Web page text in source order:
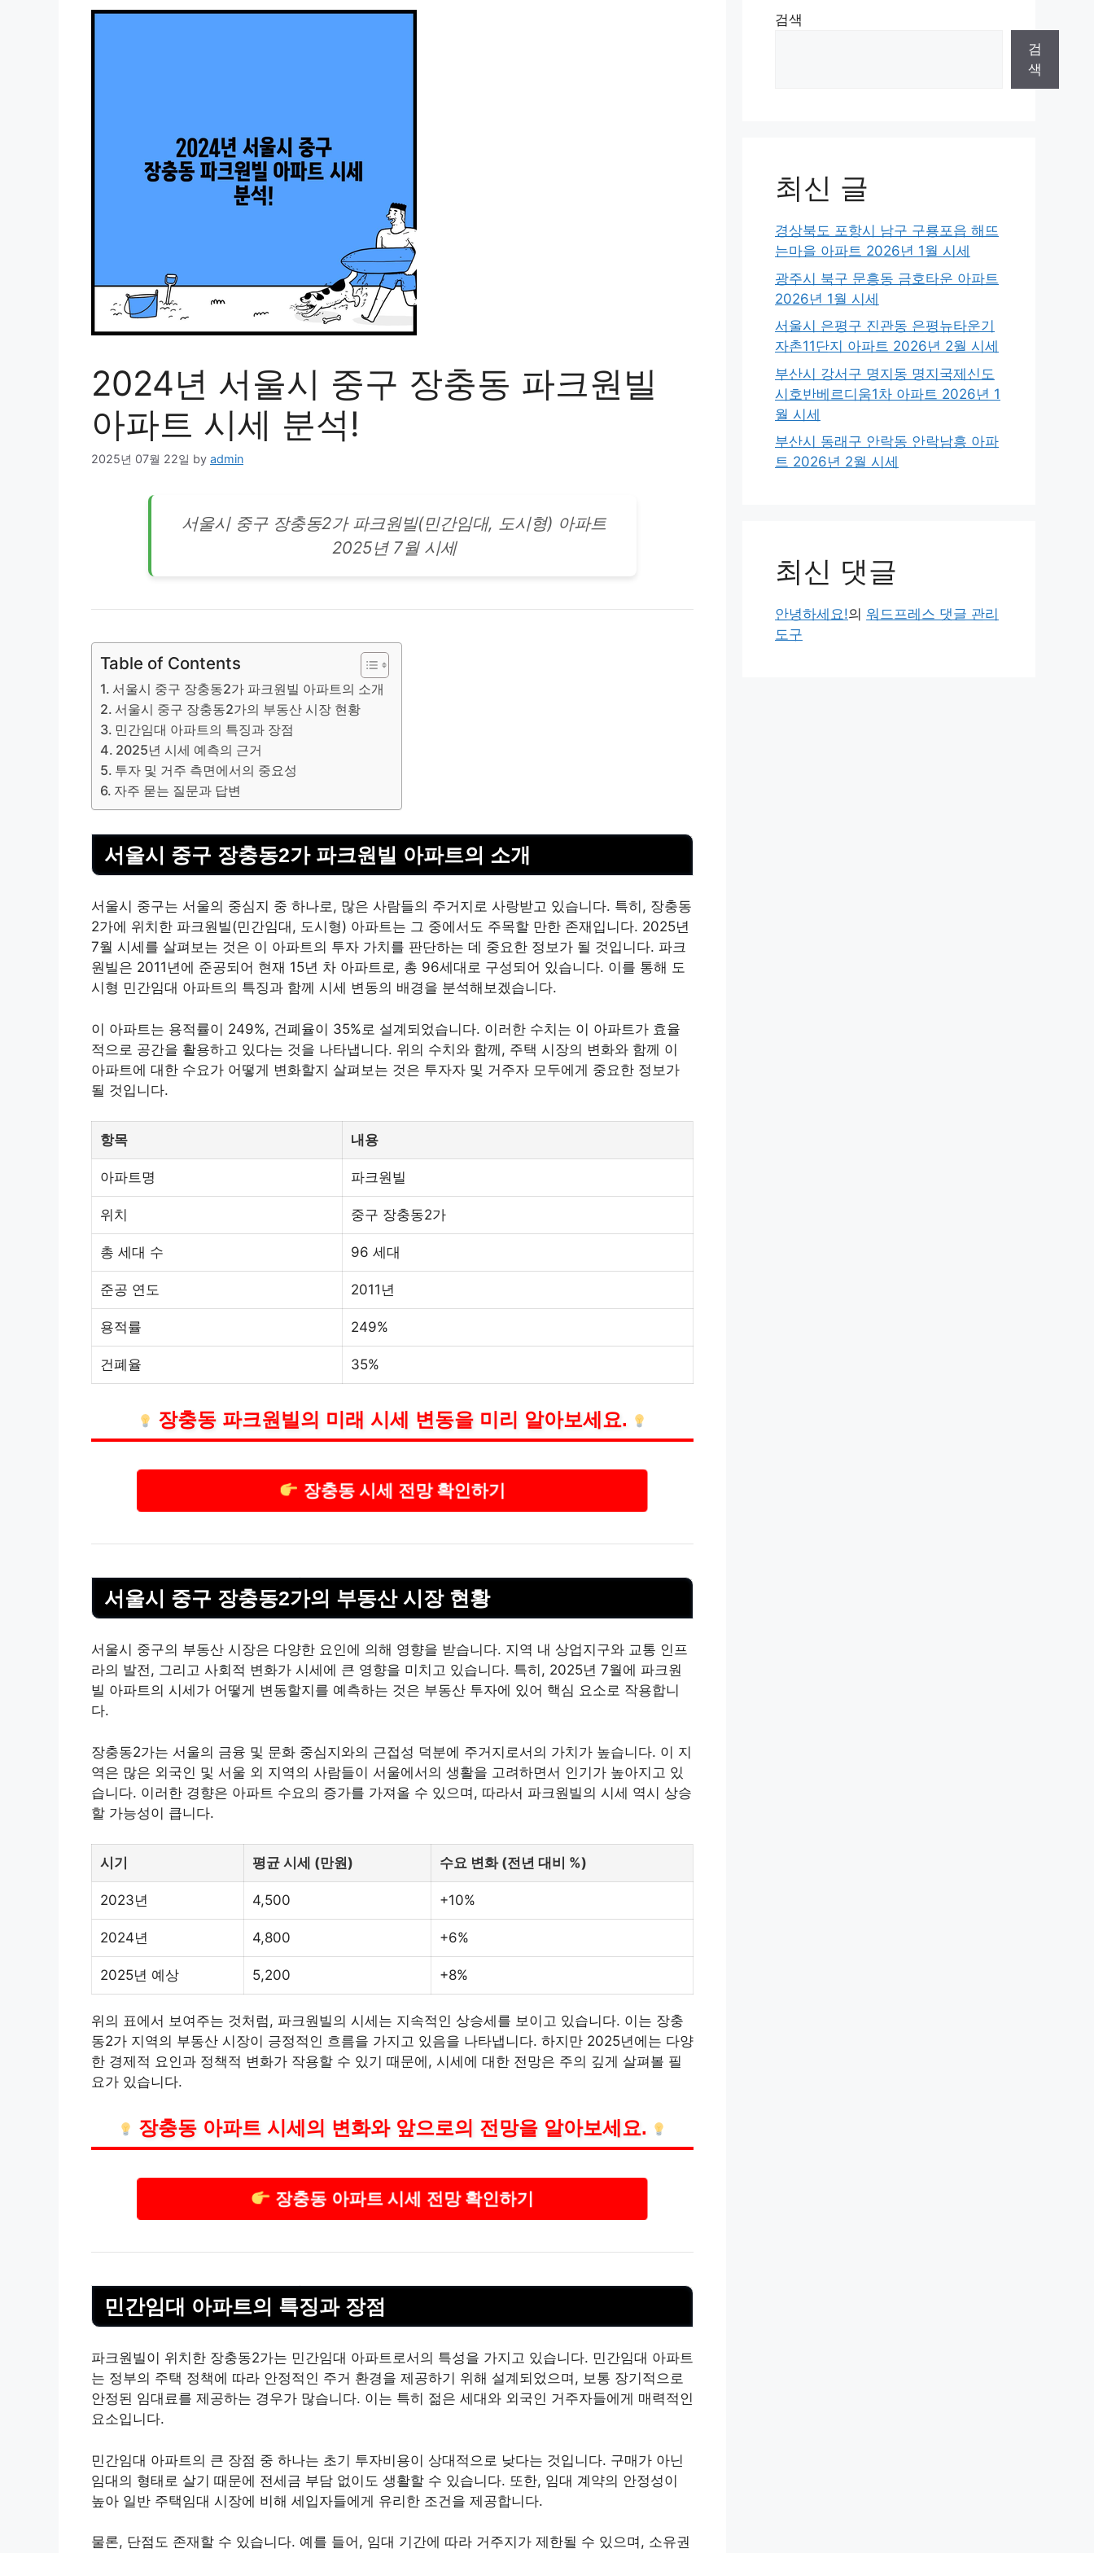
2024년 서울시 중구 장충동 파크원빌
아파트 시세 분석!
2025년 07월 22일 by admin
서울시 중구 장충동2가 파크원빌(민간임대, 도시형) 아파트
2025년 7월 시세
Table of Contents
서울시 중구 장충동2가 파크원빌 아파트의 소개
서울시 중구 장충동2가의 부동산 시장 현황
민간임대 아파트의 특징과 장점
2025년 시세 예측의 근거
투자 및 거주 측면에서의 중요성
자주 묻는 질문과 답변
서울시 중구 장충동2가 파크원빌 아파트의 소개
서울시 중구는 서울의 중심지 중 하나로, 많은 사람들의 주거지로 사랑받고 있습니다. 특히, 장충동
2가에 위치한 파크원빌(민간임대, 도시형) 아파트는 그 중에서도 주목할 만한 존재입니다. 2025년
7월 시세를 살펴보는 것은 이 아파트의 투자 가치를 판단하는 데 중요한 정보가 될 것입니다. 파크
원빌은 2011년에 준공되어 현재 15년 차 아파트로, 총 96세대로 구성되어 있습니다. 이를 통해 도
시형 민간임대 아파트의 특징과 함께 시세 변동의 배경을 분석해보겠습니다.
이 아파트는 용적률이 249%, 건폐율이 35%로 설계되었습니다. 이러한 수치는 이 아파트가 효율
적으로 공간을 활용하고 있다는 것을 나타냅니다. 위의 수치와 함께, 주택 시장의 변화와 함께 이
아파트에 대한 수요가 어떻게 변화할지 살펴보는 것은 투자자 및 거주자 모두에게 중요한 정보가
될 것입니다.
항목 내용
아파트명 파크원빌
위치 중구 장충동2가
총 세대 수 96 세대
준공 연도 2011년
용적률 249%
건폐율 35%
장충동 파크원빌의 미래 시세 변동을 미리 알아보세요.
장충동 시세 전망 확인하기
서울시 중구 장충동2가의 부동산시장 현황
서울시 중구의 부동산 시장은 다양한 요인에 의해 영향을 받습니다. 지역 내 상업지구와 교통 인프
라의 발전, 그리고 사회적 변화가 시세에 큰 영향을 미치고 있습니다. 특히, 2025년 7월에 파크원
빌 아파트의 시세가 어떻게 변동할지를 예측하는 것은 부동산 투자에 있어 핵심 요소로 작용합니
다.
장충동2가는 서울의 금융 및 문화 중심지와의 근접성 덕분에 주거지로서의 가치가 높습니다. 이 지
역은 많은 외국인 및 서울 외 지역의 사람들이 서울에서의 생활을 고려하면서 인기가 높아지고 있
습니다. 이러한 경향은 아파트 수요의 증가를 가져올 수 있으며, 따라서 파크원빌의 시세 역시 상승
할 가능성이 큽니다.
시기 평균 시세 (만원) 수요 변화 (전년 대비 %)
2023년 4,500 +10%
2024년 4,800 +6%
2025년 예상 5,200 +8%
위의 표에서 보여주는 것처럼, 파크원빌의 시세는 지속적인 상승세를 보이고 있습니다. 이는 장충
동2가 지역의 부동산 시장이 긍정적인 흐름을 가지고 있음을 나타냅니다. 하지만 2025년에는 다양
한 경제적 요인과 정책적 변화가 작용할 수 있기 때문에, 시세에 대한 전망은 주의 깊게 살펴볼 필
요가 있습니다.
장충동 아파트 시세의 변화와 앞으로의 전망을 알아보세요.
장충동 아파트 시세 전망 확인하기
민간임대 아파트의 특징과 장점
파크원빌이 위치한 장충동2가는 민간임대 아파트로서의 특성을 가지고 있습니다. 민간임대 아파트
는 정부의 주택 정책에 따라 안정적인 주거 환경을 제공하기 위해 설계되었으며, 보통 장기적으로
안정된 임대료를 제공하는 경우가 많습니다. 이는 특히 젊은 세대와 외국인 거주자들에게 매력적인
요소입니다.
민간임대 아파트의 큰 장점 중 하나는 초기 투자비용이 상대적으로 낮다는 것입니다. 구매가 아닌
임대의 형태로 살기 때문에 전세금 부담 없이도 생활할 수 있습니다. 또한, 임대 계약의 안정성이
높아 일반 주택임대 시장에 비해 세입자들에게 유리한 조건을 제공합니다.
물론, 단점도 존재할 수 있습니다. 예를 들어, 임대 기간에 따라 거주지가 제한될 수 있으며, 소유권
검색
검
색
최신 글
경상북도 포항시 남구 구룡포읍 해뜨
는마을 아파트 2026년 1월 시세
광주시 북구 문흥동 금호타운 아파트
2026년 1월 시세
서울시 은평구 진관동 은평뉴타운기
자촌11단지 아파트 2026년 2월 시세
부산시 강서구 명지동 명지국제신도
시호반베르디움1차 아파트 2026년 1
월 시세
부산시 동래구 안락동 안락남흥 아파
트 2026년 2월 시세
최신 댓글
안녕하세요!의 워드프레스 댓글 관리
도구